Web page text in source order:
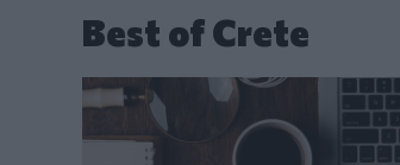
Best of Crete